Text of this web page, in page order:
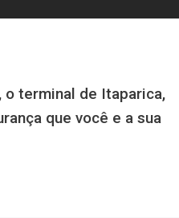
o terminal de Itaparica,
que você e a sua